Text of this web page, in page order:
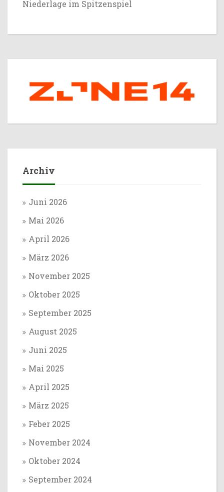
Niederlage im Spitzenspiel
Archiv
Juni 2026
Mai 2026
April 2026
März 2026
November 2025
Oktober 2025
September 2025
August 2025
Juni 2025
Mai 2025
April 2025
März 2025
Feber 2025
November 2024
Oktober 2024
September 2024